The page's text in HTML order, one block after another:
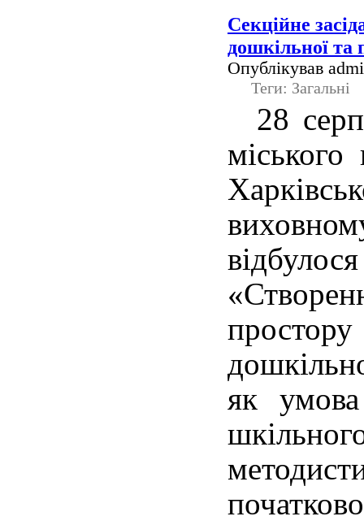
Секційне
дошкільної та
Опублікував
Теги: Загальні
28
міського
як